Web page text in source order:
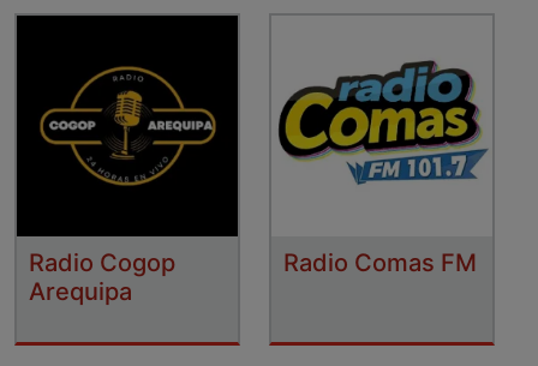
Radio Cogop
Arequipa
Radio Comas FM